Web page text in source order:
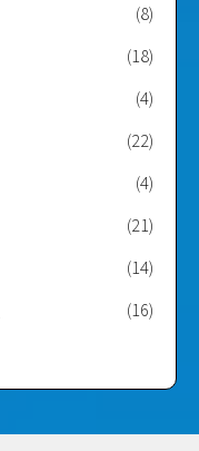
(8)
(18)
(4)
(22)
(4)
(21)
(14)
(16)